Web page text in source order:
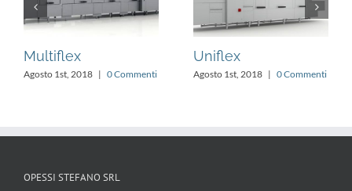
Multiflex
Agosto 1st, 2018 | 0 Commenti
Uniflex
Agosto 1st, 2018 | 0 Commenti
OPESSI STEFANO SRL